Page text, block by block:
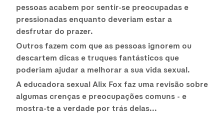
pessoas acabem por sentir-se preocupadas e
pressionadas enquanto deveriam estar a
desfrutar do prazer.
Outros fazem com que as pessoas ignorem ou
descartem dicas e truques fantásticos que
poderiam ajudar a melhorar a sua vida sexual.
A educadora sexual Alix Fox faz uma revisão sobre
algumas crenças e preocupações comuns - e
mostra-te a verdade por trás delas...